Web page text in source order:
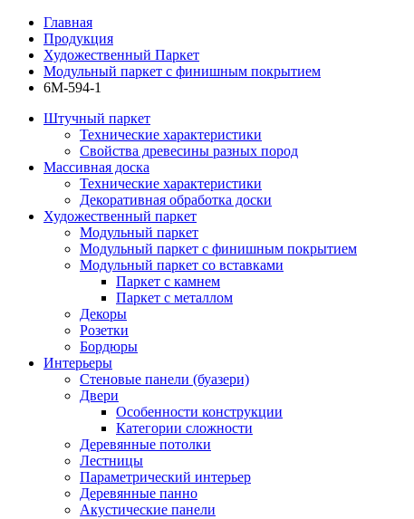
Главная
Продукция
Художественный Паркет
Модульный паркет с финишным покрытием
6М-594-1
Штучный паркет
Технические характеристики
Свойства древесины разных пород
Массивная доска
Технические характеристики
Декоративная обработка доски
Художественный паркет
Модульный паркет
Модульный паркет с финишным покрытием
Модульный паркет со вставками
Паркет с камнем
Паркет с металлом
Декоры
Розетки
Бордюры
Интерьеры
Стеновые панели (буазери)
Двери
Особенности конструкции
Категории сложности
Деревянные потолки
Лестницы
Параметрический интерьер
Деревянные панно
Акустические панели